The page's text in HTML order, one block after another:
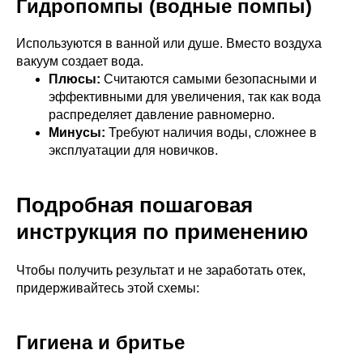
Гидропомпы (водные помпы)
Используются в ванной или душе. Вместо воздуха
вакуум создает вода.
Плюсы: Считаются самыми безопасными и
эффективными для увеличения, так как вода
распределяет давление равномерно.
Минусы: Требуют наличия воды, сложнее в
эксплуатации для новичков.
Подробная пошаговая
инструкция по применению
Чтобы получить результат и не заработать отек,
придерживайтесь этой схемы:
Гигиена и бритье